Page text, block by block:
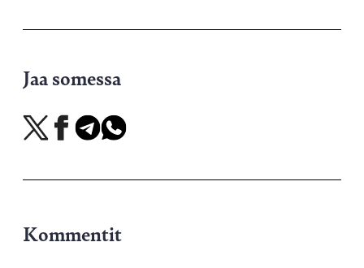
Jaa somessa
Jaa
X-
Jaa
Facebookissa
Jaa
Telegramissa
Jaa
WhatsAppissa
Kommentit